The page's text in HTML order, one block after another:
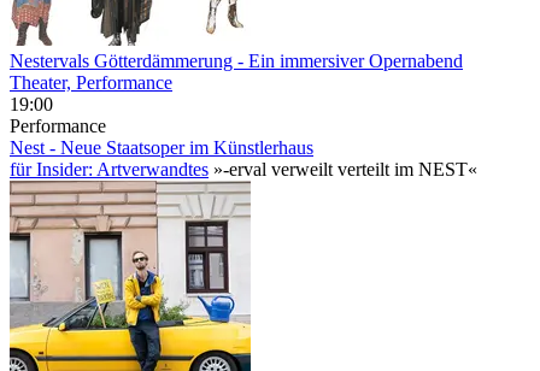
Nestervals Götterdämmerung - Ein immersiver Opernabend
Theater, Performance
19:00
Performance
Nest - Neue Staatsoper im Künstlerhaus
für Insider: Artverwandtes »-erval verweilt verteilt im NEST«